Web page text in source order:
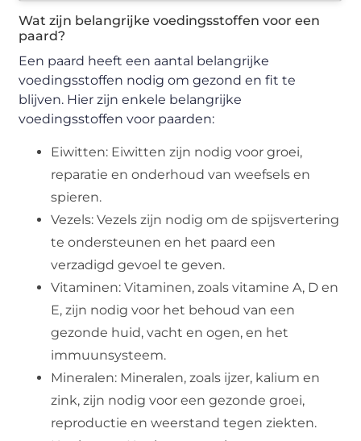
Wat zijn belangrijke voedingsstoffen voor een
paard?
Een paard heeft een aantal belangrijke
voedingsstoffen nodig om gezond en fit te
blijven. Hier zijn enkele belangrijke
voedingsstoffen voor paarden:
Eiwitten: Eiwitten zijn nodig voor groei,
reparatie en onderhoud van weefsels en
spieren.
Vezels: Vezels zijn nodig om de spijsvertering
te ondersteunen en het paard een
verzadigd gevoel te geven.
Vitaminen: Vitaminen, zoals vitamine A, D en
E, zijn nodig voor het behoud van een
gezonde huid, vacht en ogen, en het
immuunsysteem.
Mineralen: Mineralen, zoals ijzer, kalium en
zink, zijn nodig voor een gezonde groei,
reproductie en weerstand tegen ziekten.